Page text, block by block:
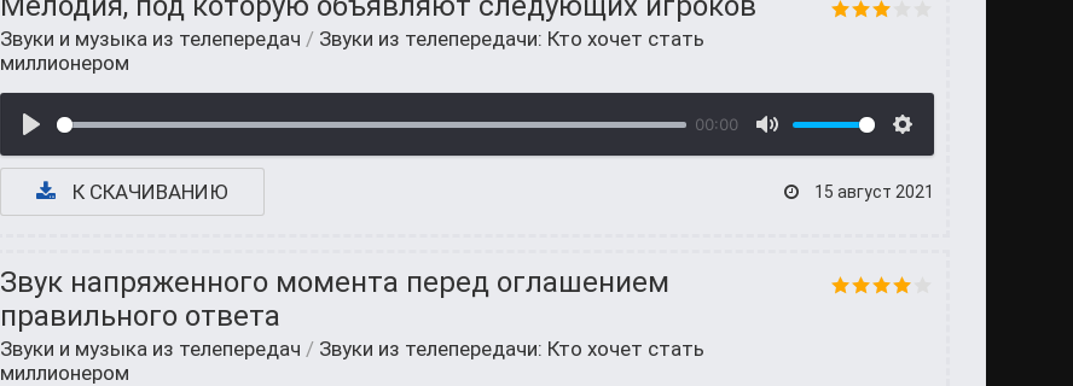
Звуки и музыка из телепередач / Звуки из телепередачи: Кто хочет стать
миллионером
00:00
К СКАЧИВАНИЮ 15 август 2021
Звук напряженного момента перед оглашением
правильного ответа
Звуки и музыка из телепередач / Звуки из телепередачи: Кто хочет стать
миллионером